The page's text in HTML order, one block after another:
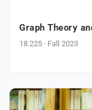
Graph Theory
18.225 · Fall 2023